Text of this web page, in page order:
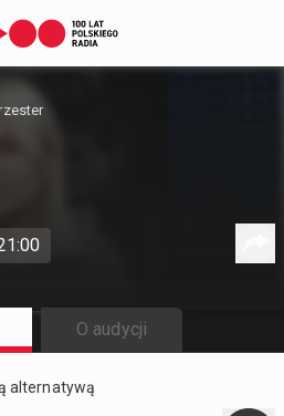
O audycji
alternatywą